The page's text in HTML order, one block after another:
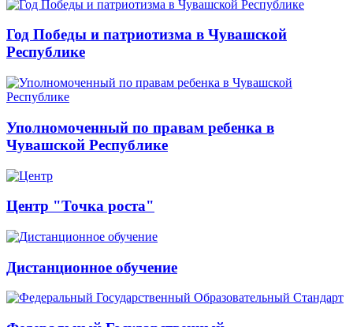
Год Победы и патриотизма в Чувашской
Республике
Уполномоченный по правам ребенка в
Чувашской Республике
Центр "Точка роста"
Дистанционное обучение